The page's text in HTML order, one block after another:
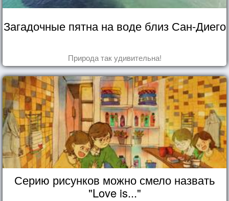
Загадочные пятна на воде близ Сан-Диего
Природа так удивительна!
Серию рисунков можно смело назвать
"Love is..."